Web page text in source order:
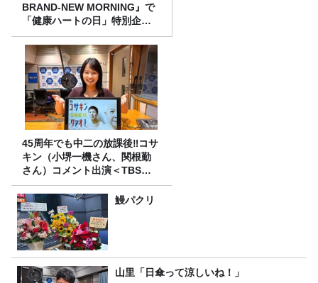
BRAND-NEW MORNING』で
「健康ハートの日」特別企画
を8/10（月）に放送
45周年でも中二の放課後‼コサ
キン（小堺一機さん、関根勤
さん）コメント出演＜TBSラ
ジオ番組審議会からのご報告
＞
鰻パクリ
山里「日傘って涼しいね！」